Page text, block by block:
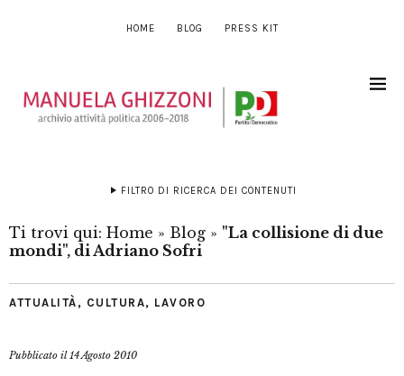
HOME BLOG PRESS KIT
FILTRO DI RICERCA DEI CONTENUTI
Ti trovi qui: Home » Blog » "La collisione di due
mondi", di Adriano Sofri
ATTUALITÀ , CULTURA, LAVORO
Pubblicato il14 Agosto 2010